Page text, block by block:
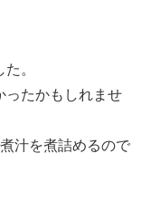
。
ったかもしれませ
汁を煮詰めるので